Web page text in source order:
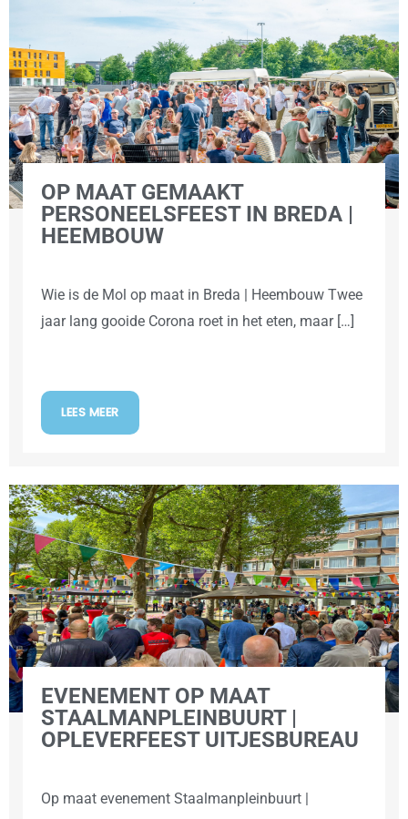
OP MAAT GEMAAKT
PERSONEELSFEEST IN BREDA |
HEEMBOUW
Wie is de Mol op maat in Breda | Heembouw Twee
jaar lang gooide Corona roet in het eten, maar […]
LEES MEER
EVENEMENT OP MAAT
STAALMANPLEINBUURT |
OPLEVERFEEST UITJESBUREAU
Op maat evenement Staalmanpleinbuurt |